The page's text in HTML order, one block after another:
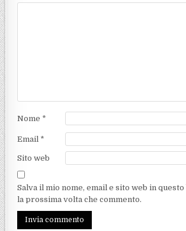
Nome *
Email *
Sito web
Salva il mio nome, email e sito web in
la prossima volta che commento.